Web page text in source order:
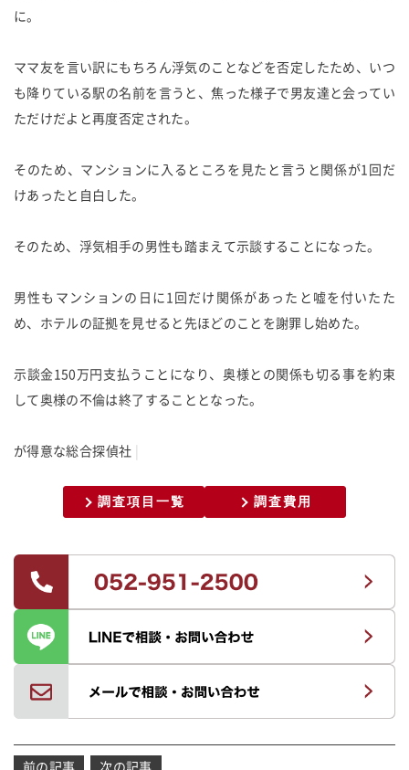
に。
ママ友を言い訳にもちろん浮気のことなどを否定したため、いつ
も降りている駅の名前を言うと、焦った様子で男友達と会ってい
ただけだよと再度否定された。
そのため、マンションに入るところを見たと言うと関係が1回だ
けあったと自白した。
そのため、浮気相手の男性も踏まえて示談することになった。
男性もマンションの日に1回だけ関係があったと嘘を付いたた
め、ホテルの証拠を見せると先ほどのことを謝罪し始めた。
示談金150万円支払うことになり、奥様との関係も切る事を約束
して奥様の不倫は終了することとなった。
が得意な総合探偵社
調査項目一覧 調査費用
投